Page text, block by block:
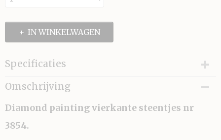
IN WINKELWAGEN
Specificaties
Afmetingen (l,b,h)
3 x 5 x 0 cm
Omschrijving
Diamond painting vierkante steentjes nr
3854.